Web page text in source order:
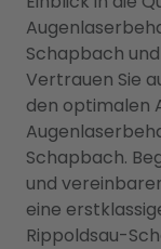
Schapbach
Vertrauen Sie
den optimalen
Schapbach.
und
eine
Rippoldsau-